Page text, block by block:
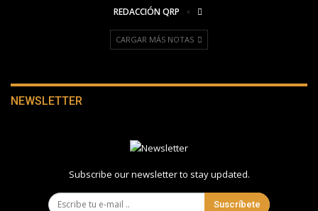
REDACCIÓN QRP
CARGAR MÁS NOTAS
NEWSLETTER
Subscribe our newsletter to stay updated.
Suscríbete